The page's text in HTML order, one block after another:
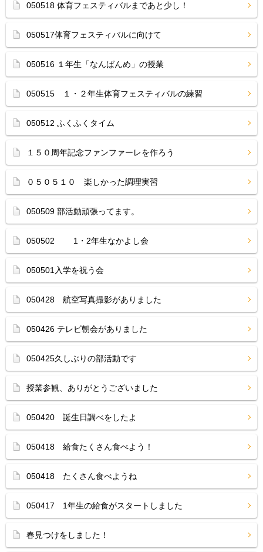
050518 体育フェスティバルまであと少し！
050517体育フェスティバルに向けて
050516 １年生「なんばんめ」の授業
050515 １・２年生体育フェスティバルの練習
050512 ふくふくタイム
１５０周年記念ファンファーレを作ろう
０５０５１０ 楽しかった調理実習
050509 部活動頑張ってます。
050502 1・2年生なかよし会
050501入学を祝う会
050428 航空写真撮影がありました
050426 テレビ朝会がありました
050425久しぶりの部活動です
授業参観、ありがとうございました
050420 誕生日調べをしたよ
050418 給食たくさん食べよう！
050418 たくさん食べようね
050417 1年生の給食がスタートしました
春見つけをしました！